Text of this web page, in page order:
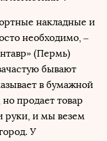
накладные и
необходимо, ‒
(Пермь)
бывают
в бумажной
продает товар
руки, и мы везем
У